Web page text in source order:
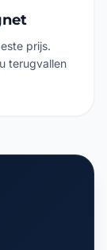
prijs.
terugvallen